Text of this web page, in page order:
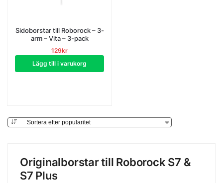
Sidoborstar till Roborock – 3-
arm – Vita – 3-pack
129kr
Lägg till i varukorg
Originalborstar till Roborock S7 &
S7 Plus